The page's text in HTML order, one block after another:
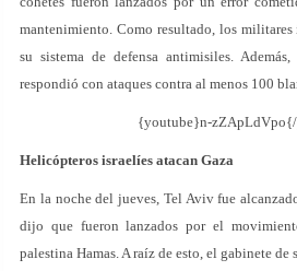
mantenimiento. Como resultado, los
su sistema de defensa antimisiles.
respondió con ataques contra al menos 100
{youtube}n-
Helicópteros israelíes atacan Gaza
En la noche del jueves, Tel Aviv fue
dijo que fueron lanzados por el
palestina Hamas. A raíz de esto, el gabinete